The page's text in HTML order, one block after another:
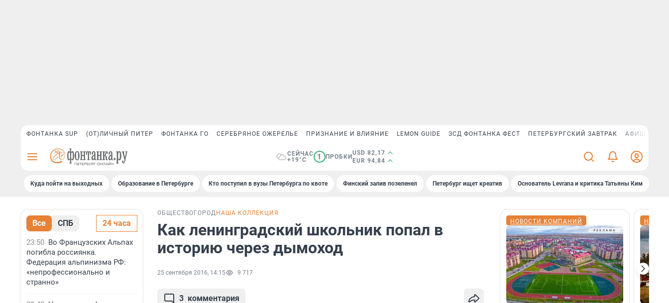
ФОНТАНКА SUP (ОТ)ЛИЧНЫЙ ПИТЕР ФОНТАНКА ГО СЕРЕБРЯНОЕ ОЖЕРЕЛЬЕ ПРИЗНАНИЕ И ВЛИЯНИЕ LEMON GUIDE ЗСД ФОНТАНКА ФЕСТ ПЕТЕРБУРГСКИЙ ЗАВТРАК АФИША PLUS
СЕЙЧАС
+19°C
1 ПРОБКИ
USD 82,17
EUR 94,84
Куда пойти на выходных Образование в Петербурге Кто поступил в вузы Петербурга по квоте Финский залив позеленел Петербург ищет креатив Основатель Levrana и критика Татьяны Ким
Все СПБ 24 часа
23:50 Во Французских Альпах
погибла россиянка.
Федерация альпинизма РФ:
«непрофессионально и
странно»
ОБЩЕСТВО ГОРОД НАША КОЛЛЕКЦИЯ
Как ленинградский школьник попал в
историю через дымоход
25 сентября 2016, 14:15 9 717
3 комментария
НОВОСТИ КОМПАНИЙ